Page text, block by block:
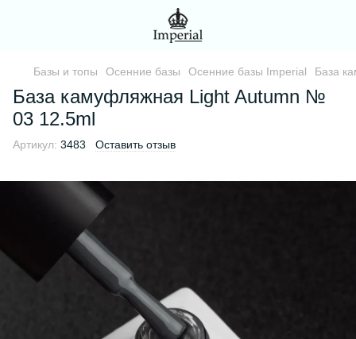
Базы и топы Осенние базы Осенние базы Imperial База
База камуфляжная Light Autumn №
03 12.5ml
Артикул: 3483 Оставить отзыв